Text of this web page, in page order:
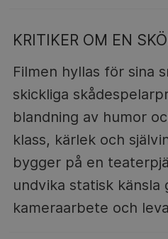
KRITIKER OM EN
Filmen hyllas för sina
skickliga
blandning av humor
klass, kärlek och
bygger på en
undvika statisk känsla
kameraarbete och